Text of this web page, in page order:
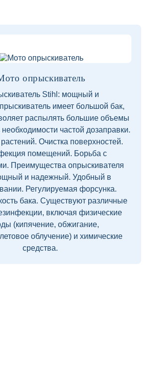
опрыскиватель
Stihl: мощный и
имеет большой бак,
распылять большие объемы
частой дозаправки.
Очистка поверхностей.
помещений. Борьба с
Преимущества опрыскивателя
и надежный. Удобный в
Регулируемая форсунка.
бака. Существуют различные
включая физические
(кипячение, обжигание,
облучение) и химические
средства.